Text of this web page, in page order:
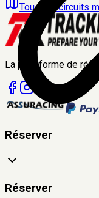
Tous les circuits
La plateforme de
Réserver
Réserver